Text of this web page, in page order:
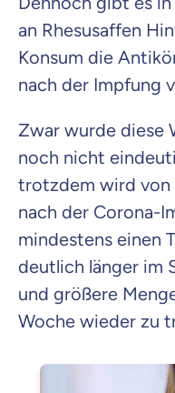
an Rhesusaffen
Konsum die
nach der Impfung
Zwar wurde diese
noch nicht
trotzdem wird von
nach der Corona-
mindestens einen
deutlich länger im
und größere
Woche wieder zu